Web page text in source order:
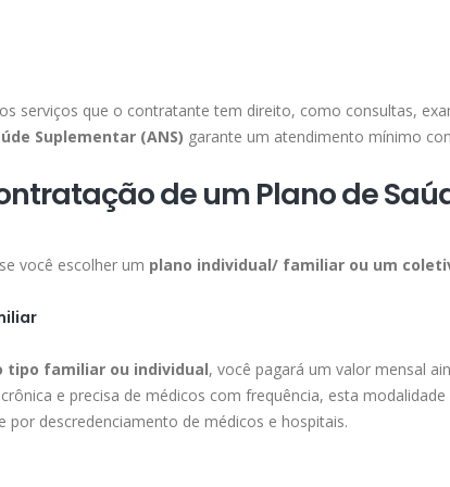
serviços que o contratante tem direito, como consultas,
Suplementar (ANS) garante um atendimento mínimo
de um Plano de
você escolher um plano individual/ familiar ou um
tipo familiar ou individual, você pagará um valor mensal
e precisa de médicos com frequência, esta
por descredenciamento de médicos e hospitais.